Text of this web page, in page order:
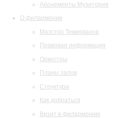
Абонементы Музитория
О филармонии
Маэстро Темирканов
Правовая информация
Оркестры
Планы залов
Структура
Как добраться
Визит в филармонию